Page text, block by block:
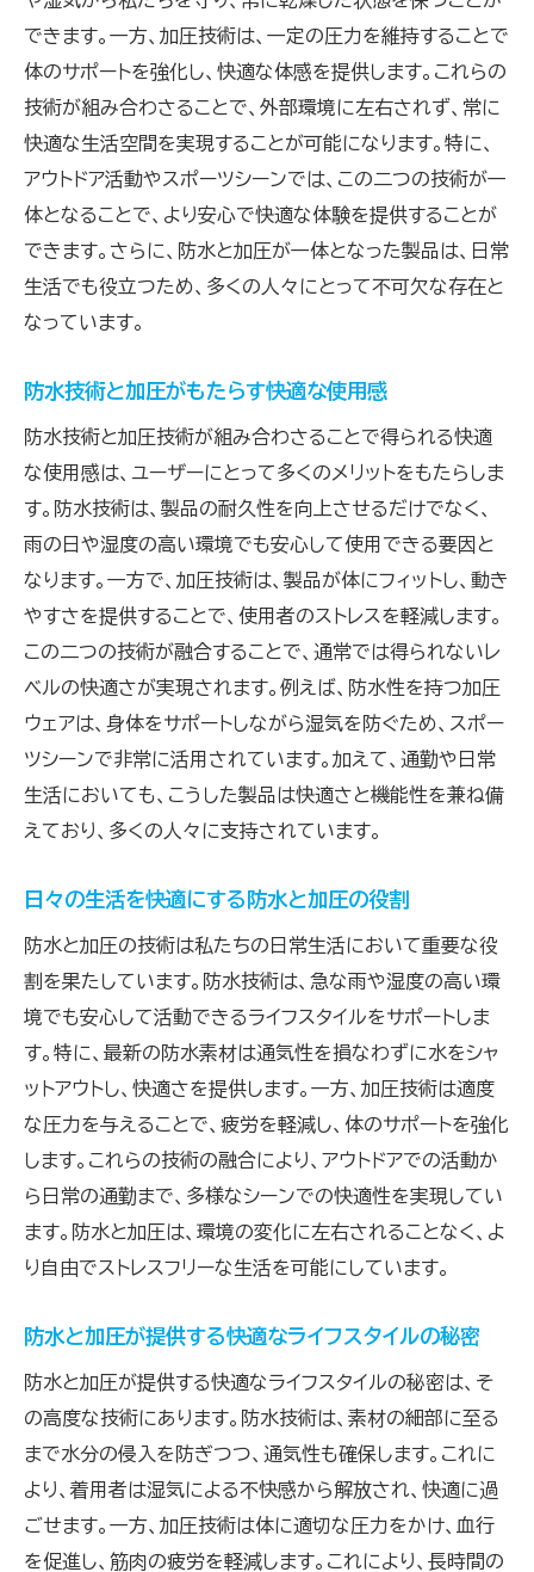
できます。一方、加圧技術は、一定の圧力を維持することで
体のサポートを強化し、快適な体感を提供します。これらの
技術が組み合わさることで、外部環境に左右されず、常に
快適な生活空間を実現することが可能になります。特に、
アウトドア活動やスポーツシーンでは、この二つの技術が一
体となることで、より安心で快適な体験を提供することが
できます。さらに、防水と加圧が一体となった製品は、日常
生活でも役立つため、多くの人々にとって不可欠な存在と
なっています。
防水技術と加圧がもたらす快適な使用感
防水技術と加圧技術が組み合わさることで得られる快適
な使用感は、ユーザーにとって多くのメリットをもたらしま
す。防水技術は、製品の耐久性を向上させるだけでなく、
雨の日や湿度の高い環境でも安心して使用できる要因と
なります。一方で、加圧技術は、製品が体にフィットし、動き
やすさを提供することで、使用者のストレスを軽減します。
この二つの技術が融合することで、通常では得られないレ
ベルの快適さが実現されます。例えば、防水性を持つ加圧
ウェアは、身体をサポートしながら湿気を防ぐため、スポー
ツシーンで非常に活用されています。加えて、通勤や日常
生活においても、こうした製品は快適さと機能性を兼ね備
えており、多くの人々に支持されています。
日々の生活を快適にする防水と加圧の役割
防水と加圧の技術は私たちの日常生活において重要な役
割を果たしています。防水技術は、急な雨や湿度の高い環
境でも安心して活動できるライフスタイルをサポートしま
す。特に、最新の防水素材は通気性を損なわずに水をシャ
ットアウトし、快適さを提供します。一方、加圧技術は適度
な圧力を与えることで、疲労を軽減し、体のサポートを強化
します。これらの技術の融合により、アウトドアでの活動か
ら日常の通勤まで、多様なシーンでの快適性を実現してい
ます。防水と加圧は、環境の変化に左右されることなく、よ
り自由でストレスフリーな生活を可能にしています。
防水と加圧が提供する快適なライフスタイルの秘密
防水と加圧が提供する快適なライフスタイルの秘密は、そ
の高度な技術にあります。防水技術は、素材の細部に至る
まで水分の侵入を防ぎつつ、通気性も確保します。これに
より、着用者は湿気による不快感から解放され、快適に過
ごせます。一方、加圧技術は体に適切な圧力をかけ、血行
を促進し、筋肉の疲労を軽減します。これにより、長時間の